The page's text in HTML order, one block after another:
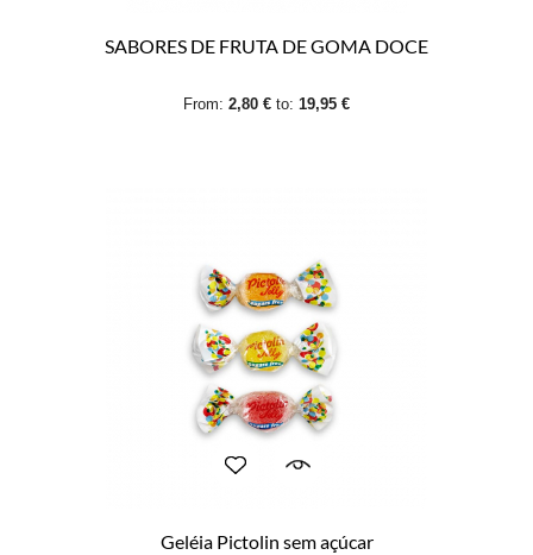
SABORES DE FRUTA DE GOMA DOCE
From: 2,80 € to: 19,95 €
Geléia Pictolin sem açúcar